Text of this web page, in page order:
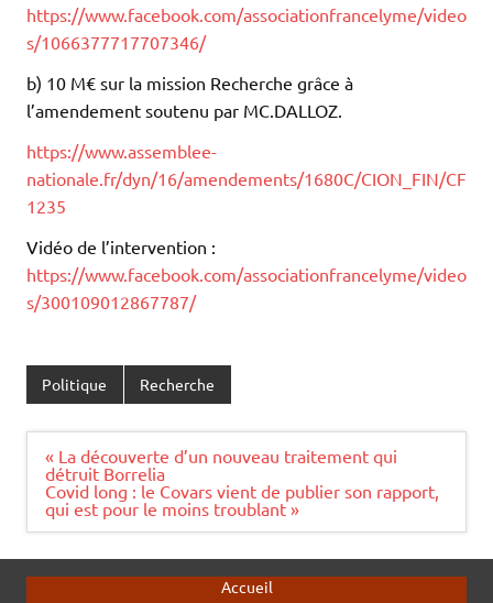
https://www.facebook.com/associationfrancelyme/video
s/1066377717707346/
b) 10 M€ sur la mission Recherche grâce à
l’amendement soutenu par MC.DALLOZ.
https://www.assemblee-
nationale.fr/dyn/16/amendements/1680C/CION_FIN/CF
1235
Vidéo de l’intervention :
https://www.facebook.com/associationfrancelyme/video
s/300109012867787/
Politique Recherche
Navigation
de
l’article
« La découverte d’un nouveau traitement qui
détruit Borrelia
Covid long : le Covars vient de publier son rapport,
qui est pour le moins troublant »
Accueil